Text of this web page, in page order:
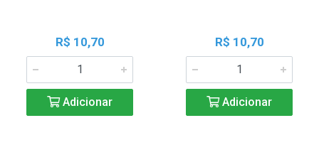
R$ 10,70
Adicionar
R$ 10,70
Adicionar